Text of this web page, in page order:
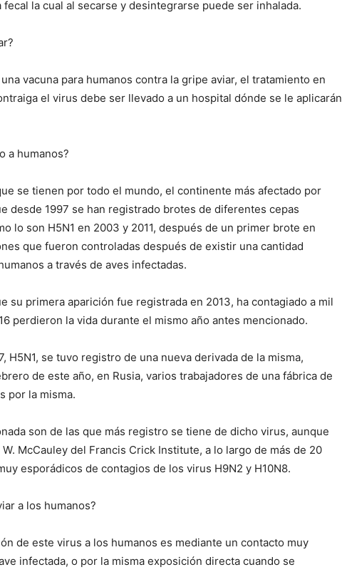
la cual al secarse y desintegrarse puede ser inhalada.
vacuna para humanos contra la gripe aviar, el tratamiento en
el virus debe ser llevado a un hospital dónde se le aplicarán
a humanos?
se tienen por todo el mundo, el continente más afectado por
desde 1997 se han registrado brotes de diferentes cepas
lo son H5N1 en 2003 y 2011, después de un primer brote en
que fueron controladas después de existir una cantidad
a través de aves infectadas.
su primera aparición fue registrada en 2013, ha contagiado a mil
perdieron la vida durante el mismo año antes mencionado.
H5N1, se tuvo registro de una nueva derivada de la misma,
de este año, en Rusia, varios trabajadores de una fábrica de
por la misma.
son de las que más registro se tiene de dicho virus, aunque
McCauley del Francis Crick Institute, a lo largo de más de 20
esporádicos de contagios de los virus H9N2 y H10N8.
a los humanos?
de este virus a los humanos es mediante un contacto muy
infectada, o por la misma exposición directa cuando se